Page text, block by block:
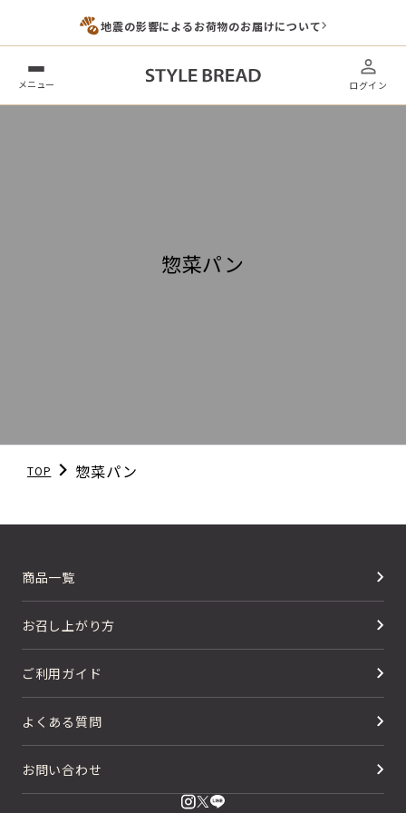
地震の影響によるお荷物のお届けについて
メニュー ログイン
惣菜パン
TOP 惣菜パン
商品一覧
お召し上がり方
ご利用ガイド
よくある質問
お問い合わせ